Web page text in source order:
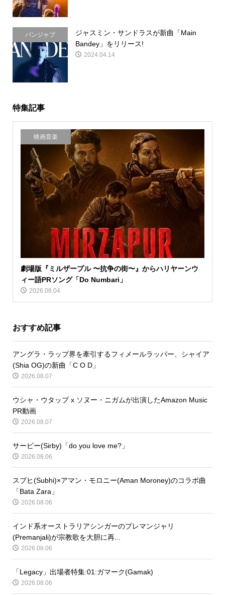
パンジャブ
ジャスミン・サンドラスが新曲「Main
Bandey」をリリース!
2024.04.14
特集記事
映画音楽
劇場版『ミルザープル 〜抗争の街〜』からハリヤーンウ
ィー語PRソング「Do Numbari」
2026.08.04
おすすめ記事
アングラ・ラップ界を牽引するフィメールラッパー、シャイア
(Shia OG)の新曲「C O D」
2026.08.07
ウシャ・ウタップ x ソヌー・ニガムが出演したAmazon Music
PR動画
2026.08.07
サービー(Sirby)「do you love me?」
2026.08.06
スブヒ(Subhi)×アマン・モロニー(Aman Moroney)のコラボ曲
「Bata Zara」
2026.08.06
インド系オーストラリアシンガーのプレマンジャリ
(Premanjali)が宗教歌を大胆に再...
2026.08.06
「Legacy」出場者特集:01:ガマーク(Gamak)
2026.08.06